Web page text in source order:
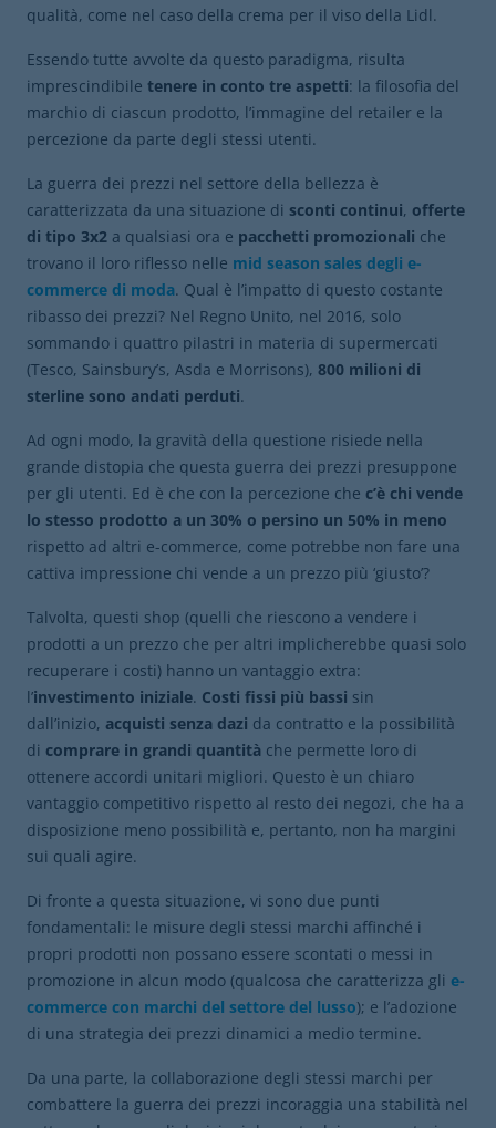
qualità, come nel caso della crema per il viso della Lidl.
Essendo tutte avvolte da questo paradigma, risulta
imprescindibile tenere in conto tre aspetti: la filosofia del
marchio di ciascun prodotto, l’immagine del retailer e la
percezione da parte degli stessi utenti.
La guerra dei prezzi nel settore della bellezza è
caratterizzata da una situazione di sconti continui, offerte
di tipo 3x2 a qualsiasi ora e pacchetti promozionali che
trovano il loro riflesso nelle mid season sales degli e-
commerce di moda. Qual è l’impatto di questo costante
ribasso dei prezzi? Nel Regno Unito, nel 2016, solo
sommando i quattro pilastri in materia di supermercati
(Tesco, Sainsbury’s, Asda e Morrisons), 800 milioni di
sterline sono andati perduti.
Ad ogni modo, la gravità della questione risiede nella
grande distopia che questa guerra dei prezzi presuppone
per gli utenti. Ed è che con la percezione che c’è chi vende
lo stesso prodotto a un 30% o persino un 50% in meno
rispetto ad altri e-commerce, come potrebbe non fare una
cattiva impressione chi vende a un prezzo più ‘giusto’?
Talvolta, questi shop (quelli che riescono a vendere i
prodotti a un prezzo che per altri implicherebbe quasi solo
recuperare i costi) hanno un vantaggio extra:
l’investimento iniziale. Costi fissi più bassi sin
dall’inizio, acquisti senza dazi da contratto e la possibilità
di comprare in grandi quantità che permette loro di
ottenere accordi unitari migliori. Questo è un chiaro
vantaggio competitivo rispetto al resto dei negozi, che ha a
disposizione meno possibilità e, pertanto, non ha margini
sui quali agire.
Di fronte a questa situazione, vi sono due punti
fondamentali: le misure degli stessi marchi affinché i
propri prodotti non possano essere scontati o messi in
promozione in alcun modo (qualcosa che caratterizza gli e-
commerce con marchi del settore del lusso); e l’adozione
di una strategia dei prezzi dinamici a medio termine.
Da una parte, la collaborazione degli stessi marchi per
combattere la guerra dei prezzi incoraggia una stabilità nel